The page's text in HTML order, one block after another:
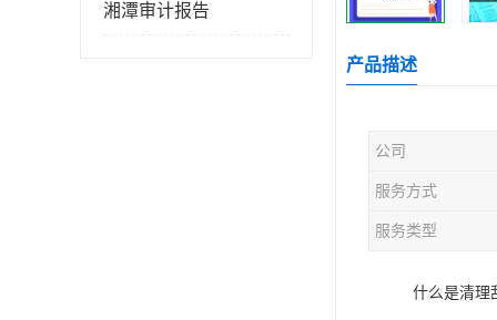
湘潭审计报告
产品描述
公司
服务方式
服务类型
什么是清理